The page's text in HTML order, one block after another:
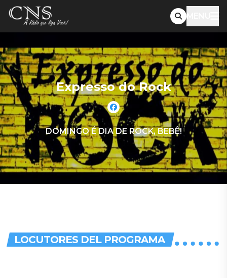
MENU
Expresso do Rock
DOMINGO É DIA DE ROCK, BEBÊ!
LOCUTORES DEL PROGRAMA
Rock